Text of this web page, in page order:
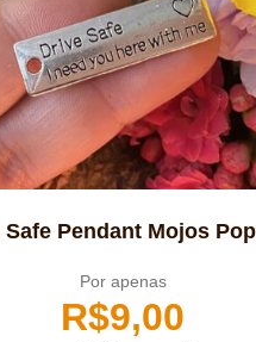
Safe Pendant Mojos
Por apenas
R$9,00